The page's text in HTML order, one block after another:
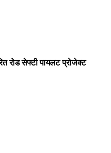
रोड सेफ्टी पायलट प्रोजेक्ट